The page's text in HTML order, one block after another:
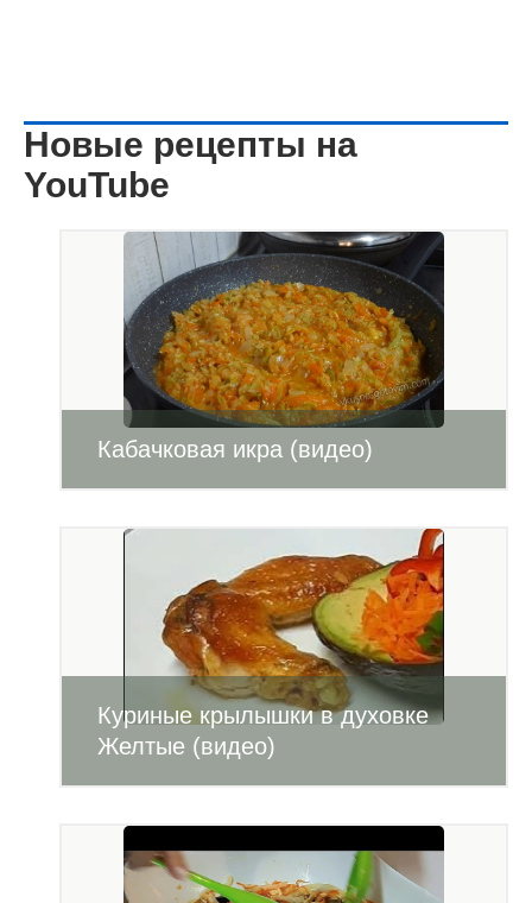
Новые рецепты на
YouTube
Кабачковая икра (видео)
Куриные крылышки в духовке
Желтые (видео)